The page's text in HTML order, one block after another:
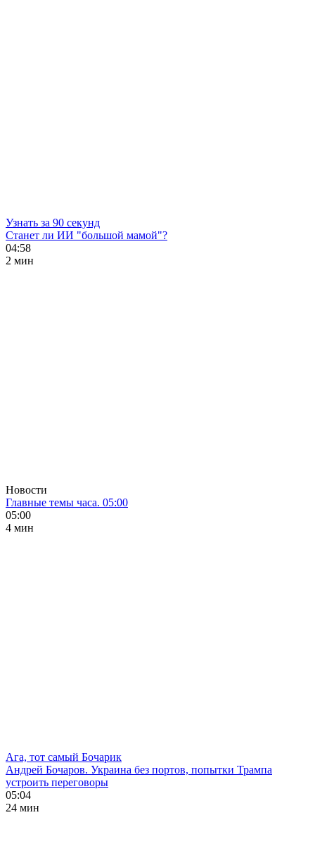
Узнать за 90 секунд
Станет ли ИИ "большой мамой"?
04:58
2 мин
Новости
Главные темы часа. 05:00
05:00
4 мин
Ага, тот самый Бочарик
Андрей Бочаров. Украина без портов, попытки Трампа
устроить переговоры
05:04
24 мин